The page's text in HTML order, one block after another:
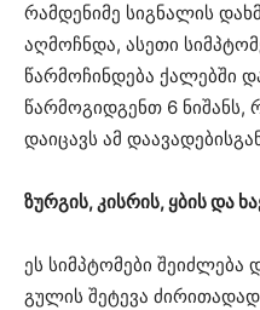
რამდენიმე სიგნალის
აღმოჩნდა, ასეთი
წარმოჩინდება ქალებში
წარმოგიდგენთ 6 ნიშანს,
დაიცავს ამ
ზურგის, კისრის, ყბის და
ეს სიმპტომები შეიძლება
გულის შეტევა